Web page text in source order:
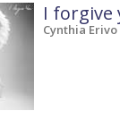
I forgive
Cynthia Erivo